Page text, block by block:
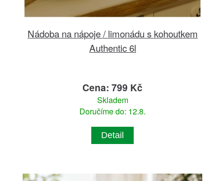
Nádoba na nápoje / limonádu s kohoutkem
Authentic 6l
Cena: 799 Kč
Skladem
Doručíme do: 12.8.
Detail